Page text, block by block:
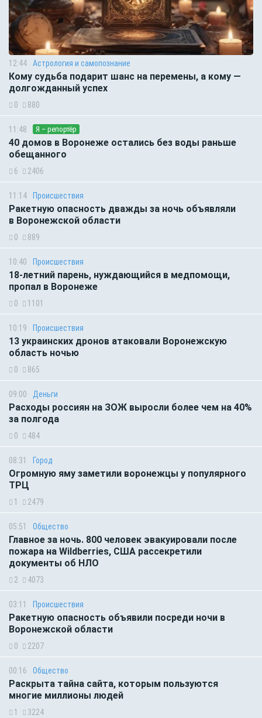
12:44 Астрология и самопознание
Кому судьба подарит шанс на перемены, а кому —
долгожданный успех
0 880
11:48 Я – репортёр
40 домов в Воронеже остались без воды раньше
обещанного
6 2406
11:14 Происшествия
Ракетную опасность дважды за ночь объявляли
в Воронежской области
0 889
10:40 Происшествия
18-летний парень, нуждающийся в медпомощи,
пропал в Воронеже
0 1101
10:19 Происшествия
13 украинских дронов атаковали Воронежскую
область ночью
0 865
09:00 Деньги
Расходы россиян на ЗОЖ выросли более чем на 40%
за полгода
0 484
08:31 Город
Огромную яму заметили воронежцы у популярного
ТРЦ
1 2479
05:51 Общество
Главное за ночь. 800 человек эвакуировали после
пожара на Wildberries, США рассекретили
документы об НЛО
2 4073
03:11 Происшествия
Ракетную опасность объявили посреди ночи в
Воронежской области
0 2207
00:16 Общество
Раскрыта тайна сайта, которым пользуются
многие миллионы людей
1 3224